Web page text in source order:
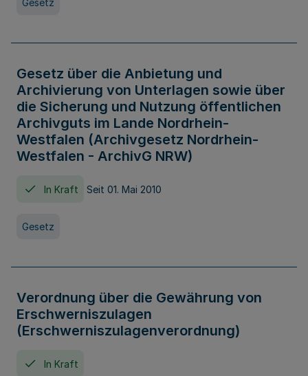
Gesetz
Gesetz über die Anbietung und
Archivierung von Unterlagen sowie über
die Sicherung und Nutzung öffentlichen
Archivguts im Lande Nordrhein-
Westfalen (Archivgesetz Nordrhein-
Westfalen - ArchivG NRW)
In Kraft Seit 01. Mai 2010
Gesetz
Verordnung über die Gewährung von
Erschwerniszulagen
(Erschwerniszulagenverordnung)
In Kraft